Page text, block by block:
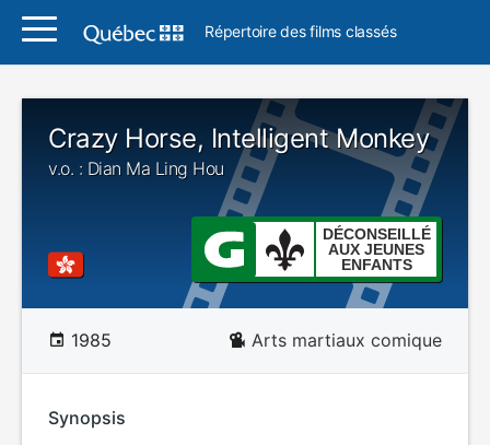
Répertoire des films classés
Crazy Horse, Intelligent Monkey
v.o. : Dian Ma Ling Hou
DÉCONSEILLÉ
AUX JEUNES
ENFANTS
1985 Arts martiaux comique
Synopsis